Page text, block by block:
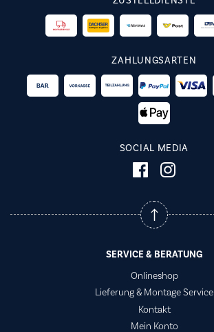
ZAHLUNGSARTEN
SOCIAL MEDIA
SERVICE & BERATUNG
Onlineshop
Lieferung & Montage Service
Kontakt
Mein Konto